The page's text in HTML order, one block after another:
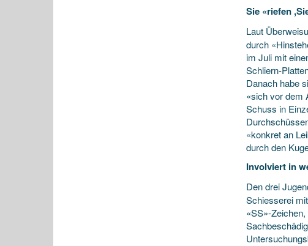
Sie «riefen
Laut
durch
im Juli mit
Schliern-
Danach habe
«sich vor dem
Schuss in
«konkret an
durch den
Involviert in
Den drei
Schiesserei
«SS»-